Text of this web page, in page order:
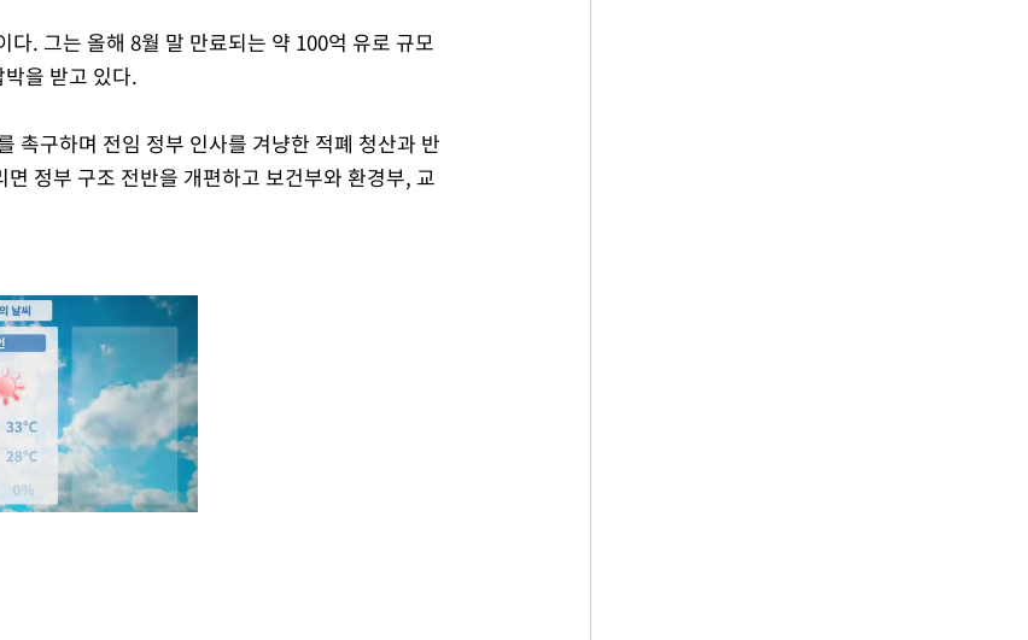
. 그는 올해 8월 말 만료되는 약 100억 유로 규모
을 받고 있다.
촉구하며 전임 정부 인사를 겨냥한 적폐 청산과 반
정부 구조 전반을 개편하고 보건부와 환경부, 교